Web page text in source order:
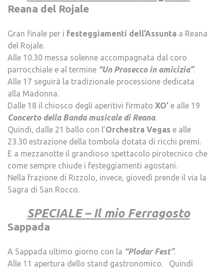
Reana del Rojale
Gran finale per i festeggiamenti dell’Assunta a Reana
del Rojale.
Alle 10.30 messa solenne accompagnata dal coro
parrocchiale e al termine “Un Prosecco in amicizia”.
Alle 17 seguirà la tradizionale processione dedicata
alla Madonna.
Dalle 18 il chiosco degli aperitivi firmato XO’ e alle 19
Concerto della Banda musicale di Reana.
Quindi, dalle 21 ballo con l’Orchestra Vegas e alle
23.30 estrazione della tombola dotata di ricchi premi.
E a mezzanotte il grandioso spettacolo pirotecnico che
come sempre chiude i festeggiamenti agostani.
Nella frazione di Rizzolo, invece, giovedì prende il via la
Sagra di San Rocco.
SPECIALE – Il mio Ferragosto
Sappada
A Sappada ultimo giorno con la “Plodar Fest”.
Alle 11 apertura dello stand gastronomico. Quindi